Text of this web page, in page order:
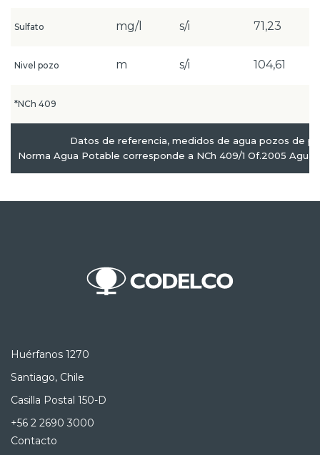
Sulfato mg/l s/i 71,23
Nivel pozo m s/i 104,61
*NCh 409
Datos de referencia, medidos de agua pozos de
Norma Agua Potable corresponde a NCh 409/1 Of.2005
Huérfanos 1270
Santiago, Chile
Casilla Postal 150-D
+56 2 2690 3000
Contacto